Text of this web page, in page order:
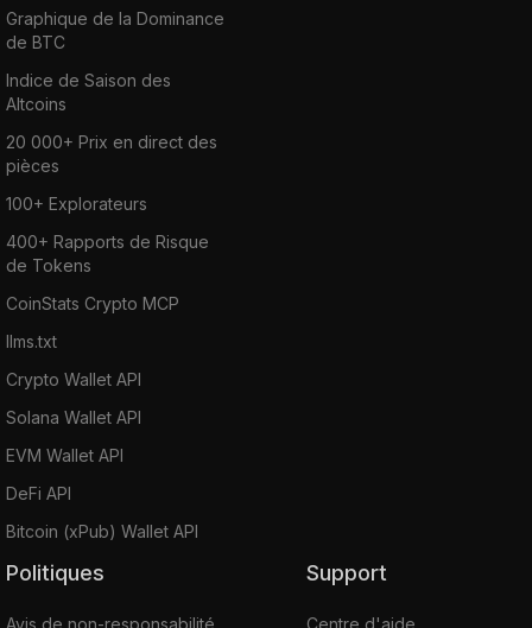
Graphique de la Dominance
de BTC
Indice de Saison des
Altcoins
20 000+ Prix en direct des
pièces
100+ Explorateurs
400+ Rapports de Risque
de Tokens
CoinStats Crypto MCP
llms.txt
Crypto Wallet API
Solana Wallet API
EVM Wallet API
DeFi API
Bitcoin (xPub) Wallet API
Politiques
Avis de non-responsabilité
Support
Centre d'aide